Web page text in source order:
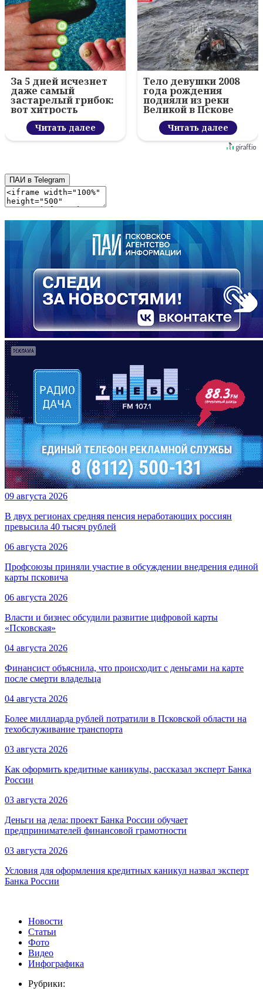
За 5 дней исчезнет
даже самый
застарелый грибок:
вот хитрость
Читать далее
Тело девушки 2008
года рождения
подняли из реки
Великой в Пскове
Читать далее
ПАИ в Telegram
09 августа 2026
В двух регионах средняя пенсия неработающих россиян
превысила 40 тысяч рублей
06 августа 2026
Профсоюзы приняли участие в обсуждении внедрения единой
карты псковича
06 августа 2026
Власти и бизнес обсудили развитие цифровой карты
«Псковская»
04 августа 2026
Финансист объяснила, что происходит с деньгами на карте
после смерти владельца
04 августа 2026
Более миллиарда рублей потратили в Псковской области на
техобслуживание транспорта
03 августа 2026
Как оформить кредитные каникулы, рассказал эксперт Банка
России
03 августа 2026
Деньги на дела: проект Банка России обучает
предпринимателей финансовой грамотности
03 августа 2026
Условия для оформления кредитных каникул назвал эксперт
Банка России
Новости
Статьи
Фото
Видео
Инфографика
Рубрики: